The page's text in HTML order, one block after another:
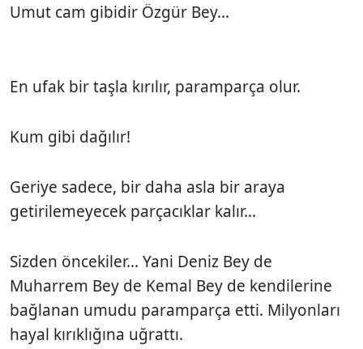
Umut cam gibidir Özgür Bey...
En ufak bir taşla kırılır, paramparça olur.
Kum gibi dağılır!
Geriye sadece, bir daha asla bir araya
getirilemeyecek parçacıklar kalır...
Sizden öncekiler... Yani Deniz Bey de
Muharrem Bey de Kemal Bey de kendilerine
bağlanan umudu paramparça etti. Milyonları
hayal kırıklığına uğrattı.